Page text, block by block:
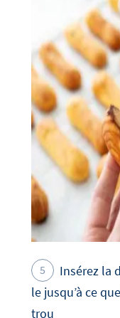
Insérez la
le jusqu’à ce
trou